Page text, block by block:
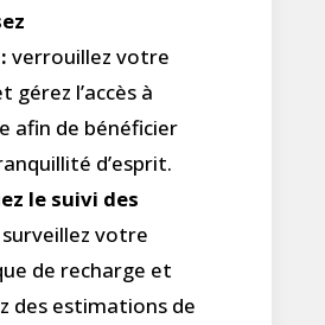
verrouillez votre
gérez l’accès à
afin de bénéficier
d’esprit.
le suivi des
surveillez votre
de recharge et
des estimations de